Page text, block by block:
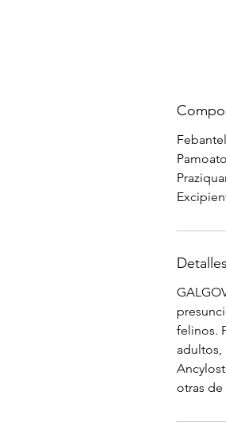
Detalles
felinos.
adultos,
otras